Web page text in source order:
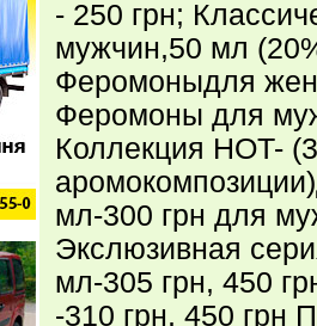
- 250 грн;
мужчин,50 мл
Феромоныдля
Феромоны для
Коллекция HOT-
мл-300 грн для
Экслюзивная
мл-305 грн, 450
-310 грн, 450 грн